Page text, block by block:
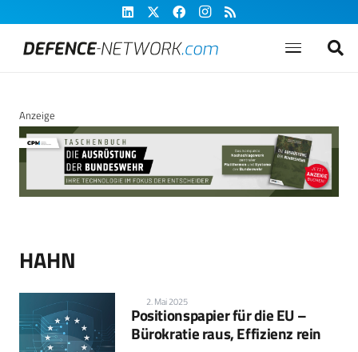
Anzeige
HAHN
2. Mai 2025
Positionspapier für die EU –
Bürokratie raus, Effizienz rein